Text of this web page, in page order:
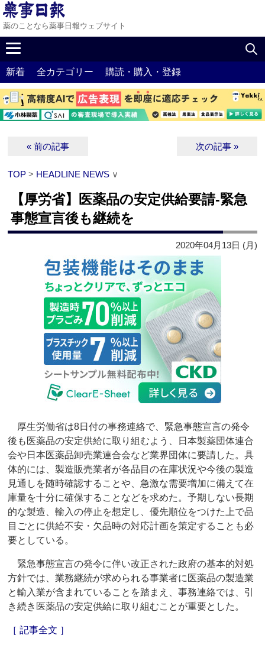
薬のことなら薬事日報ウェブサイト
新着 全カテゴリー 購読・購入・登録
« 前の記事 次の記事 »
TOP > HEADLINE NEWS ∨
【厚労省】医薬品の安定供給要請‐緊急
事態宣言後も継続を
2020年04月13日 (月)
厚生労働省は8日付の事務連絡で、緊急事態宣言の発令
後も医薬品の安定供給に取り組むよう、日本製薬団体連合
会や日本医薬品卸売業連合会など業界団体に要請した。具
体的には、製造販売業者が各品目の在庫状況や今後の製造
見通しを随時確認することや、急激な需要増加に備えて在
庫量を十分に確保することなどを求めた。予期しない長期
的な製造、輸入の停止を想定し、優先順位をつけた上で品
目ごとに供給不安・欠品時の対応計画を策定することも必
要としている。
緊急事態宣言の発令に伴い改正された政府の基本的対処
方針では、業務継続が求められる事業者に医薬品の製造業
と輸入業が含まれていることを踏まえ、事務連絡では、引
き続き医薬品の安定供給に取り組むことが重要とした。
［ 記事全文 ］